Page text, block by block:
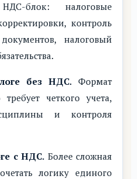
блок: налоговые
контроль
налоговый
без НДС. Формат
четкого учета,
и контроля
с НДС. Более сложная
логику единого